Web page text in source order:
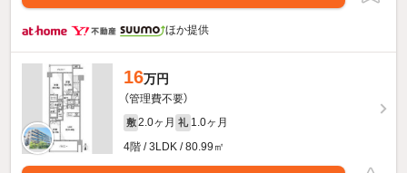
ほか提供
16万円
（管理費不要）
敷 2.0ヶ月 礼 1.0ヶ月
4階 / 3LDK / 80.99㎡